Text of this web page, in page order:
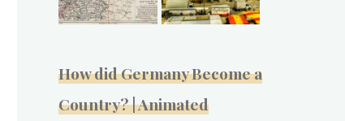
How did Germany Become a
Country? | Animated